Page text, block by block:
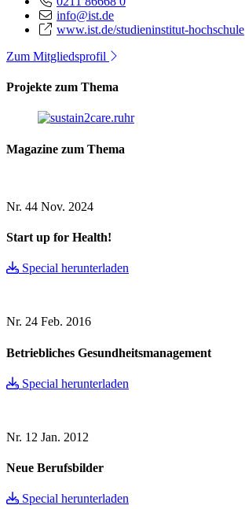
info@ist.de
www.ist.de/studieninstitut-hochschule
Zum Mitgliedsprofil
Projekte zum Thema
Magazine zum Thema
Nr. 44 Nov. 2024
Start up for Health!
Special herunterladen
Nr. 24 Feb. 2016
Betriebliches Gesundheitsmanagement
Special herunterladen
Nr. 12 Jan. 2012
Neue Berufsbilder
Special herunterladen